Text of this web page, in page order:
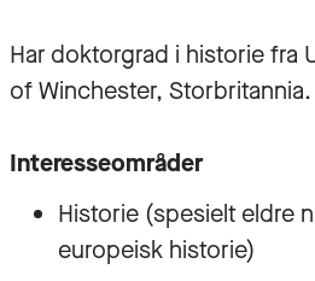
Har doktorgrad i historie fra
of Winchester, Storbritannia.
Interesseområder
Historie (spesielt eldre
europeisk historie)